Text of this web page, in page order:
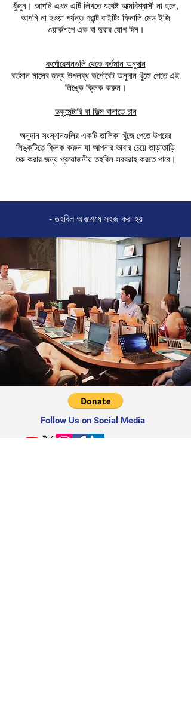
খুঁজুন। আপনি এখন এটি লিখতে যথেষ্ট আত্মবিশ্বাসী না হলে,
আপনি না হওয়া পর্যন্ত গ্রান্ট রাইটিং ফিনালি মেড ইজি
ওয়ার্কশপে এক বা দুবার যোগ দিন।
কর্পোরেশনগুলি থেকে বর্তমান অনুদান
বর্তমান মাসের জন্য উপলব্ধ কর্পোরেট অনুদান খুঁজে পেতে এই
লিঙ্কে ক্লিক করুন।
ডকুমেন্টারি বা ফিল্ম বানাতে চান
অনুদান সংস্থানগুলির একটি তালিকা খুঁজে পেতে উপরের
লিঙ্কটিতে ক্লিক করুন যা আপনার ভাবার চেয়ে তাড়াতাড়ি
শুরু করার জন্য প্রয়োজনীয় তহবিল সরবরাহ করতে পারে।
- তহবিল অবশেষে সহজ করা হয়
Follow Us on Social Media